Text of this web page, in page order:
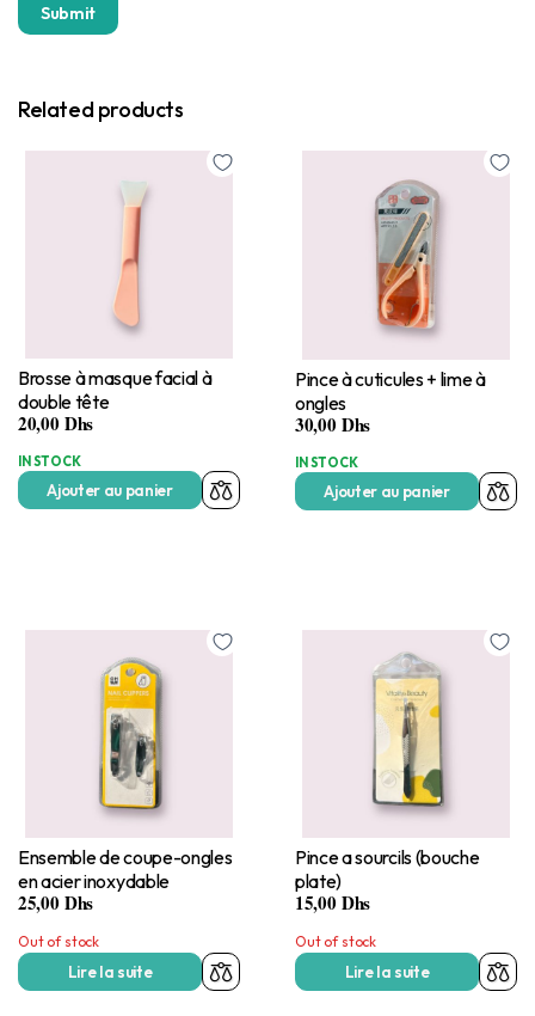
Related products
Brosse à masque facial à
double tête
20,00Dhs
IN STOCK
Ajouter au panier
Pince à cuticules + lime à
ongles
30,00Dhs
IN STOCK
Ajouter au panier
Ensemble de coupe-ongles
en acier inoxydable
25,00Dhs
Out of stock
Lire la suite
Pince a sourcils (bouche
plate)
15,00Dhs
Out of stock
Lire la suite